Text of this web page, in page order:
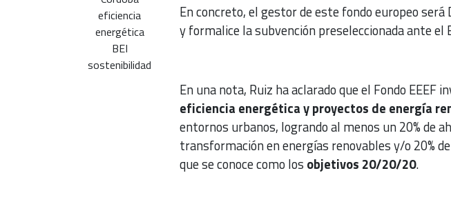
eficiencia
energética
BEI
sostenibilidad
En concreto, el gestor de este fondo europeo
y formalice la subvención preseleccionada ante el
En una nota, Ruiz ha aclarado que el Fondo EEEF
eficiencia energética y proyectos de energía
entornos urbanos, logrando al menos un 20% de
transformación en energías renovables y/o 20%
que se conoce como los objetivos 20/20/20.